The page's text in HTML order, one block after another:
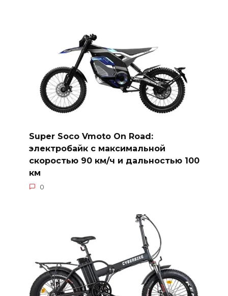
Super Soco Vmoto On Road:
электробайк с максимальной
скоростью 90 км/ч и дальностью 100
км
0